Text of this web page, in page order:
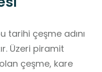
tarihi çeşme adını
Üzeri piramit
çeşme, kare